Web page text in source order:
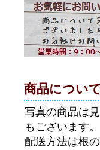
商品について
写真の商品は
もございます。
配送方法は根